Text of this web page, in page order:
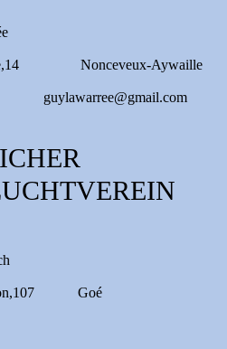
Nonceveux-Aywaille
Goé